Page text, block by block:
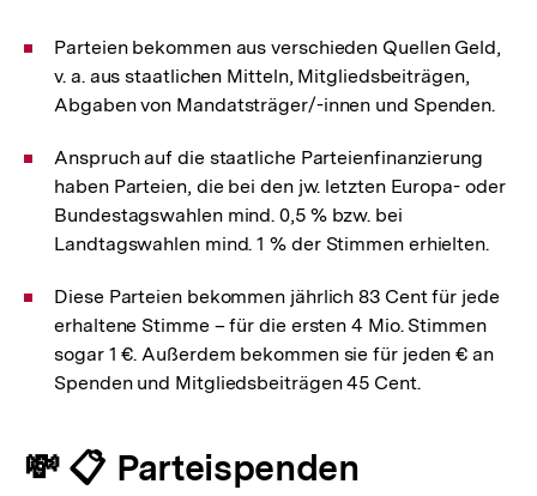
Parteien bekommen aus verschieden Quellen Geld,
v. a. aus staatlichen Mitteln, Mitgliedsbeiträgen,
Abgaben von Mandatsträger/-innen und Spenden.
Anspruch auf die staatliche Parteienfinanzierung
haben Parteien, die bei den jw. letzten Europa- oder
Bundestagswahlen mind. 0,5 % bzw. bei
Landtagswahlen mind. 1 % der Stimmen erhielten.
Diese Parteien bekommen jährlich 83 Cent für jede
erhaltene Stimme – für die ersten 4 Mio. Stimmen
sogar 1 €. Außerdem bekommen sie für jeden € an
Spenden und Mitgliedsbeiträgen 45 Cent.
💸 📋 Parteispenden